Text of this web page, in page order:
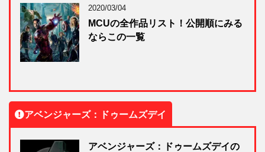
2020/03/04
MCUの全作品リスト！公開順にみる
ならこの一覧
アベンジャーズ：ドゥームズデイ
アベンジャーズ：ドゥームズデイの